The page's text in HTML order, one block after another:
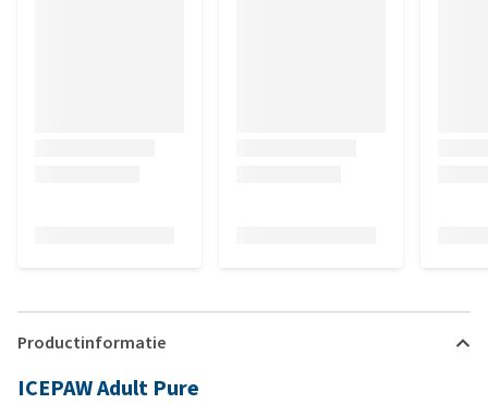
Productinformatie
ICEPAW Adult Pure